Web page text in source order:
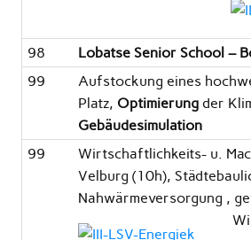
98 Lobatse Senior School –
99
Aufstockung eines
Platz, Optimierung der
Gebäudesimulation
99
Wirtschaftlichkeits- u.
Velburg (10h),
Nahwärmeversorgung ,